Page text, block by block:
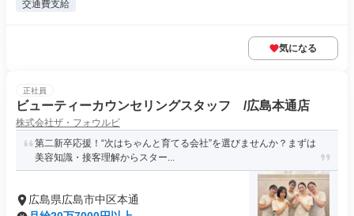
交通費支給
気になる
正社員
ビューティーカウンセリングスタッフ /広島本通店
株式会社ザ・フォウルビ
第二新卒応援！“次はちゃんと育てる会社”を選びませんか？まずは
美容知識・接客理解からスター...
広島県広島市中区本通